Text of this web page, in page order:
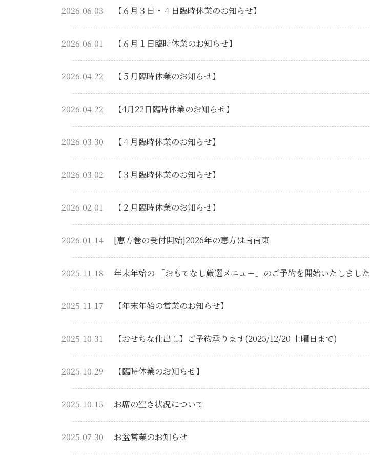
2026.06.03 【６月３日・４日臨時休業のお知らせ】
2026.06.01 【６月１日臨時休業のお知らせ】
2026.04.22 【５月臨時休業のお知らせ】
2026.04.22 【4月22日臨時休業のお知らせ】
2026.03.30 【４月臨時休業のお知らせ】
2026.03.02 【３月臨時休業のお知らせ】
2026.02.01 【２月臨時休業のお知らせ】
2026.01.14 [恵方巻の受付開始]2026年の恵方は南南東
2025.11.18 年末年始の 「おもてなし厳選メニュー」のご予約を開始いたしました
2025.11.17 【年末年始の営業のお知らせ】
2025.10.31 【おせちな仕出し】ご予約承ります(2025/12/20 土曜日まで)
2025.10.29 【臨時休業のお知らせ】
2025.10.15 お席の空き状況について
2025.07.30 お盆営業のお知らせ